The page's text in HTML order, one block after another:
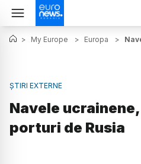
> My Europe > Europa >
ȘTIRI EXTERNE
Navele
porturi de Rusia